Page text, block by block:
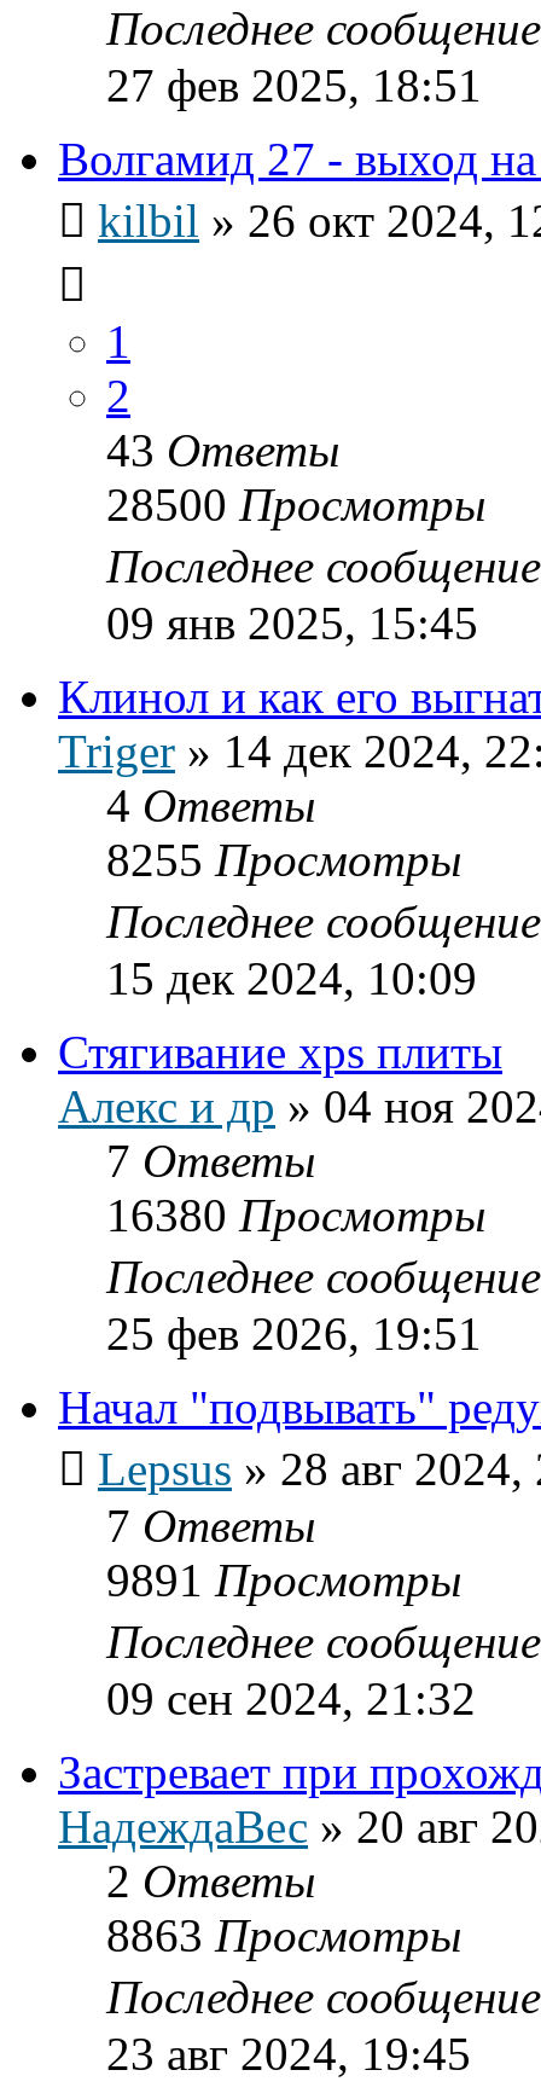
Последнее
27 фев 2025, 18:51
Волгамид 27 - выход
kilbil » 26 окт 2024,
1
2
43 Ответы
28500 Просмотры
Последнее
09 янв 2025, 15:45
Клинол и как его
Triger » 14 дек 2024,
4 Ответы
8255 Просмотры
Последнее
15 дек 2024, 10:09
Стягивание xps плиты
Алекс и др » 04 ноя
7 Ответы
16380 Просмотры
Последнее
25 фев 2026, 19:51
Начал "подвывать"
Lepsus » 28 авг 2024,
7 Ответы
9891 Просмотры
Последнее
09 сен 2024, 21:32
Застревает при
НадеждаВес » 20 авг
2 Ответы
8863 Просмотры
Последнее
23 авг 2024, 19:45